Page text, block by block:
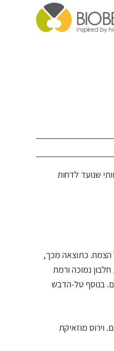
שנועד לדחות
הצמח. כתוצאה מכך,
נמוכה ורמת
בנוסף טל-הדבש
וירוס מוזאיקת